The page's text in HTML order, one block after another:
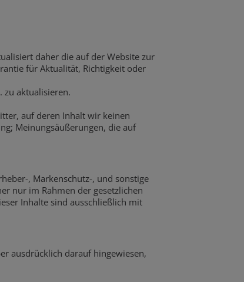
daher die auf der Website zur
für Aktualität, Richtigkeit oder
zu aktualisieren.
auf deren Inhalt wir keinen
Meinungsäußerungen, die auf
, Markenschutz-, und sonstige
nur im Rahmen der gesetzlichen
Inhalte sind ausschließlich mit
ausdrücklich darauf hingewiesen,